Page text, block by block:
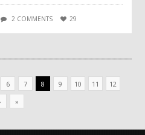
2 COMMENTS 29
6 7 8 9 10 11
12
»